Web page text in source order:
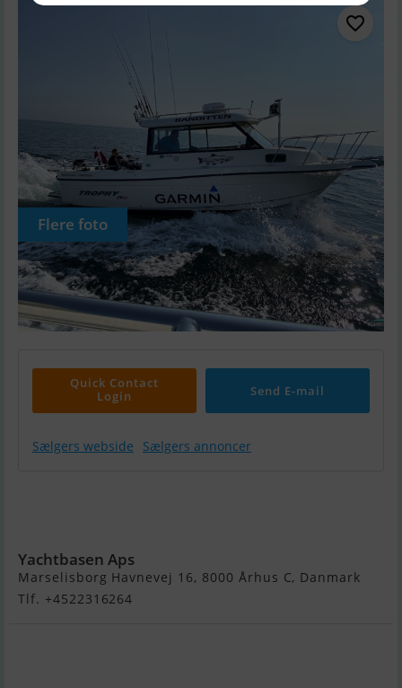
Flere foto
Quick Contact
Login
Send E-mail
Sælgers webside Sælgers annoncer
Yachtbasen Aps
Marselisborg Havnevej 16, 8000 Århus C, Danmark
Tlf. +4522316264